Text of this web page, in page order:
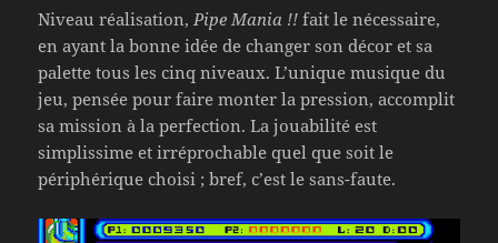
Niveau réalisation,Pipe Mania !! fait le nécessaire,
en ayant la bonne idée de changer son décor et sa
palette tous les cinq niveaux. L’unique musique du
jeu, pensée pour faire monter la pression, accomplit
sa mission à la perfection. La jouabilité est
simplissime et irréprochable quel que soit le
périphérique choisi ; bref, c’est le sans-faute.